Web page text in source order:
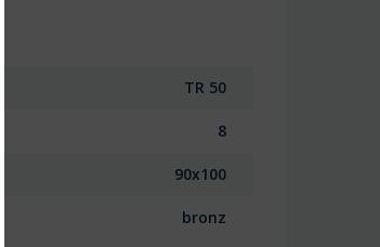
TR 50
8
90x100
bronz